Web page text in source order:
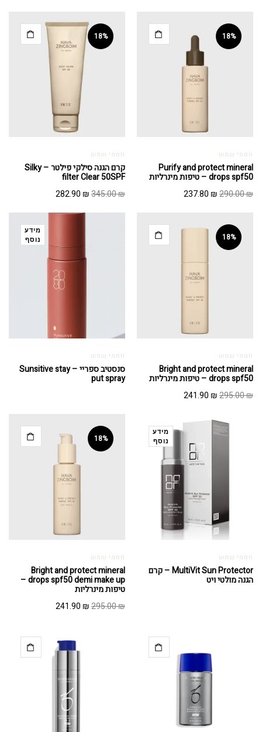
18%
חסמי שמש
Purify and protect mineral
drops spf50 – טיפות מינרליות
290.00₪
המחיר
290.00 ₪.
237.80 ₪
המחיר
237.80 ₪.
18%
חסמי שמש
קרם הגנה סילקי פילטר – Silky
filter Clear 50SPF
345.00₪
המחיר
היה:
282.90 ₪
המחיר
הוא:
282.90 ₪.
18%
חסמי שמש
Bright and protect mineral
drops spf50 – טיפות מינרליות
295.00₪
המחיר
היה:
295.00 ₪.
241.90 ₪
המחיר
241.90 ₪.
מידע
נוסף
חסמי שמש
סנסטיב ספריי – Sunsitive stay
put spray
מידע
נוסף
חסמי שמש
MultiVit Sun Protector – קרם
הגנה מולטי ויט
18%
חסמי שמש
Bright and protect mineral
drops spf50 demi make up –
טיפות מינרליות
295.00₪
המחיר
295.00 ₪.
241.90 ₪
המחיר
241.90 ₪.